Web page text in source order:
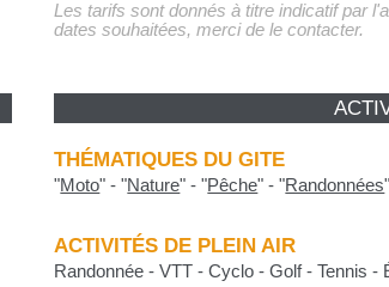
Les tarifs sont donnés à titre indicatif par
dates souhaitées, merci de le contacter.
THÉMATIQUES DU GITE
"Moto" -"Nature" -"Pêche" -"Randonnées"
ACTIVITÉS DE PLEIN AIR
Randonnée - VTT - Cyclo - Golf - Tennis -